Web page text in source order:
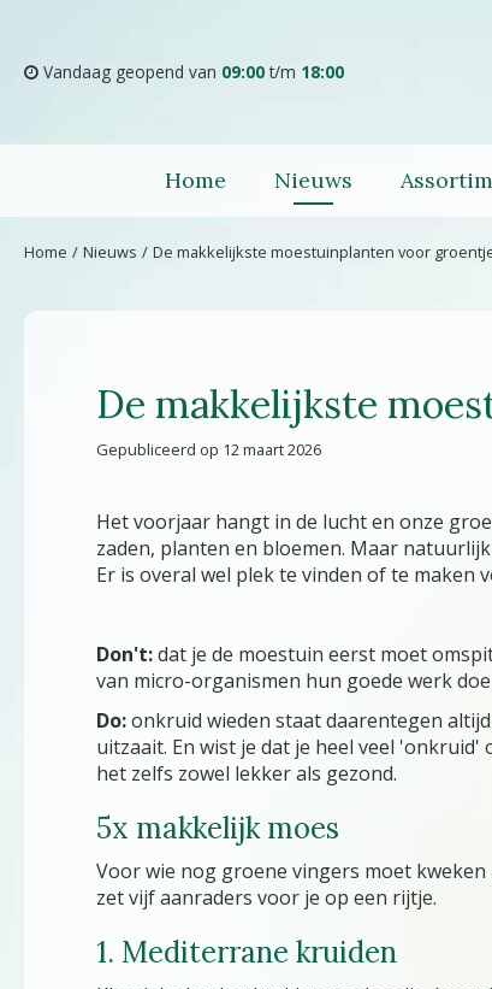
content
Home Nieuws De makkelijkste moestuinplanten voor
Vandaag geopend van 09:00t/m 18:00
Home Nieuws
De makkelijkste
Gepubliceerd op 12 maart 2026
Het voorjaar hangt in de lucht en onze
zaden, planten en bloemen. Maar
Er is overal wel plek te vinden of te
Don't:dat je de moestuin eerst moet
van micro-organismen hun goede werk
Do:onkruid wieden staat daarentegen
uitzaait. En wist je dat je heel veel
het zelfs zowel lekker als gezond.
5x makkelijk moes
Voor wie nog groene vingers moet
zet vijf aanraders voor je op een rijtje.
1. Mediterrane kruiden